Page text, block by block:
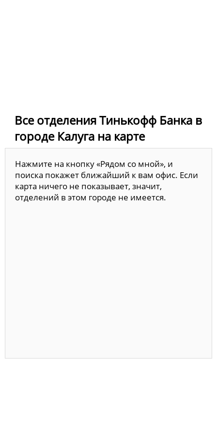
Все отделения Тинькофф Банка в
городе Калуга на карте
Нажмите на кнопку «Рядом со мной», и
поиска покажет ближайший к вам офис. Если
карта ничего не показывает, значит,
отделений в этом городе не имеется.